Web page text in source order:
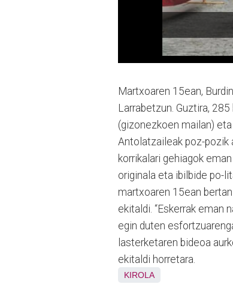
Martxoaren 15ean,
Larrabetzun. Guztira,
(gizonezkoen mailan)
Antolatzaileak poz-pozik
korrikalari gehiagok
originala eta ibilbide po-
martxoaren 15ean
ekitaldi. “Eskerrak eman
egin duten
lasterketaren bideoa
ekitaldi horretara.
KIROLA